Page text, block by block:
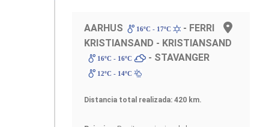
AARHUS 16ºC - 17ºC
- FERRI
KRISTIANSAND - KRISTIANSAND
16ºC - 16ºC - STAVANGER
12ºC - 14ºC
Distancia total realizada: 420 km.